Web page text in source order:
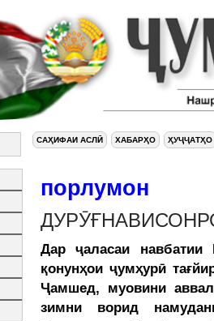
САҲИФАИ АСЛӢ ХАБАРҲО ҲУҶҶАТҲО
порлумон
Дар ҷаласаи
қонунҳои ҷумҳурӣ
Ҷамшед, муовини
зимни ворид